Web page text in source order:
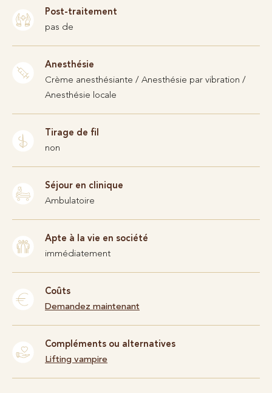
Post-traitement
pas de
Anesthésie
Crème anesthésiante / Anesthésie par vibration /
Anesthésie locale
Tirage de fil
non
Séjour en clinique
Ambulatoire
Apte à la vie en société
immédiatement
Coûts
Demandez maintenant
Compléments ou alternatives
Lifting vampire